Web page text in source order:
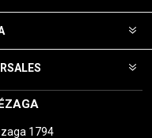
1794